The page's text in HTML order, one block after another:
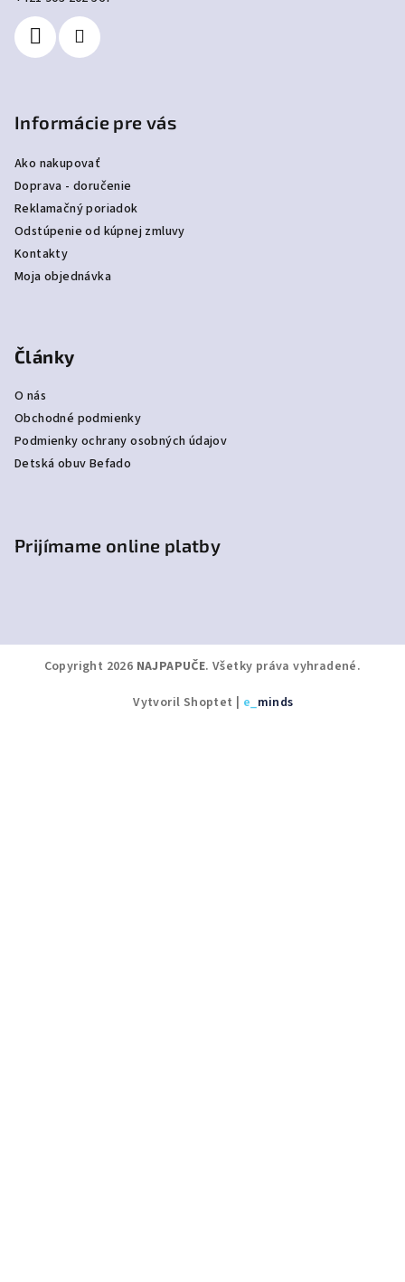
Informácie pre vás
Ako nakupovať
Doprava - doručenie
Reklamačný poriadok
Odstúpenie od kúpnej zmluvy
Kontakty
Moja objednávka
Články
O nás
Obchodné podmienky
Podmienky ochrany osobných údajov
Detská obuv Befado
Prijímame online platby
Copyright 2026 NAJPAPUČE. Všetky práva vyhradené.
Vytvoril Shoptet
e_minds